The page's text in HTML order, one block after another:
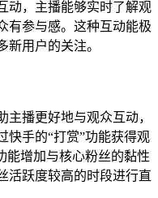
动，主播能够实时了解观
有参与感。这种互动能极
新用户的关注。
播更好地与观众互动，
快手的“打赏”功能获得观
能增加与核心粉丝的黏性
活跃度较高的时段进行直